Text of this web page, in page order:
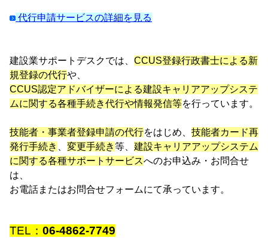
代行申請サービスの詳細を見る
建設業サポートデスクでは、 CCUS登録行政書士による新
規登録の代行や、
CCUS認定アドバイザーによる建設キャリアアップシステ
ムに関する各種手続き代行や情報発信等を行っています。
技能者・事業者登録申請の代行をはじめ、 技能者カード再
発行手続き
変更手続き等、 建設キャリアアップシステム
に関する各種サポートサービスへのお申込み・お問合せ
は、
お電話またはお問合せフォームにて承っています。
TEL： 06-4862-7749